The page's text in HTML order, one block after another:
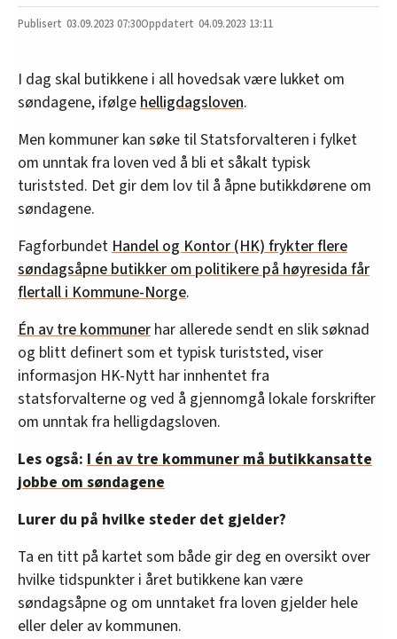
03.09.2023 07:30 04.09.2023 13:11
I dag skal butikkene i all hovedsak være lukket om
søndagene, ifølgehelligdagsloven.
Men kommuner kan søke til Statsforvalteren i fylket
om unntak fra loven ved å bli et såkalt typisk
turiststed. Det gir dem lov til å åpne butikkdørene om
søndagene.
FagforbundetHandel og Kontor (HK) frykter flere
søndagsåpne butikker om politikere på høyresida får
flertall i Kommune-Norge.
Én av tre kommuner har allerede sendt en slik søknad
og blitt definert som et typisk turiststed, viser
informasjon HK-Nytt har innhentet fra
statsforvalterne og ved å gjennomgå lokale forskrifter
om unntak fra helligdagsloven.
Les også: I én av tre kommuner må butikkansatte
jobbe om søndagene
Lurer du på hvilke steder det gjelder?
Ta en titt på kartet som både gir deg en oversikt over
hvilke tidspunkter i året butikkene kan være
søndagsåpne og om unntaket fra loven gjelder hele
eller deler av kommunen.